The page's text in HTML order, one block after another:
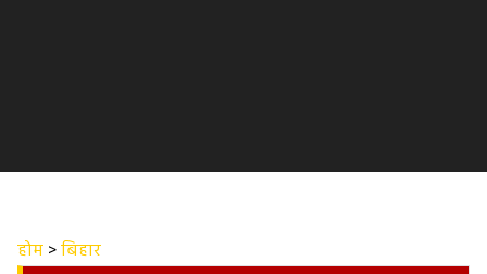
होम>बिहार